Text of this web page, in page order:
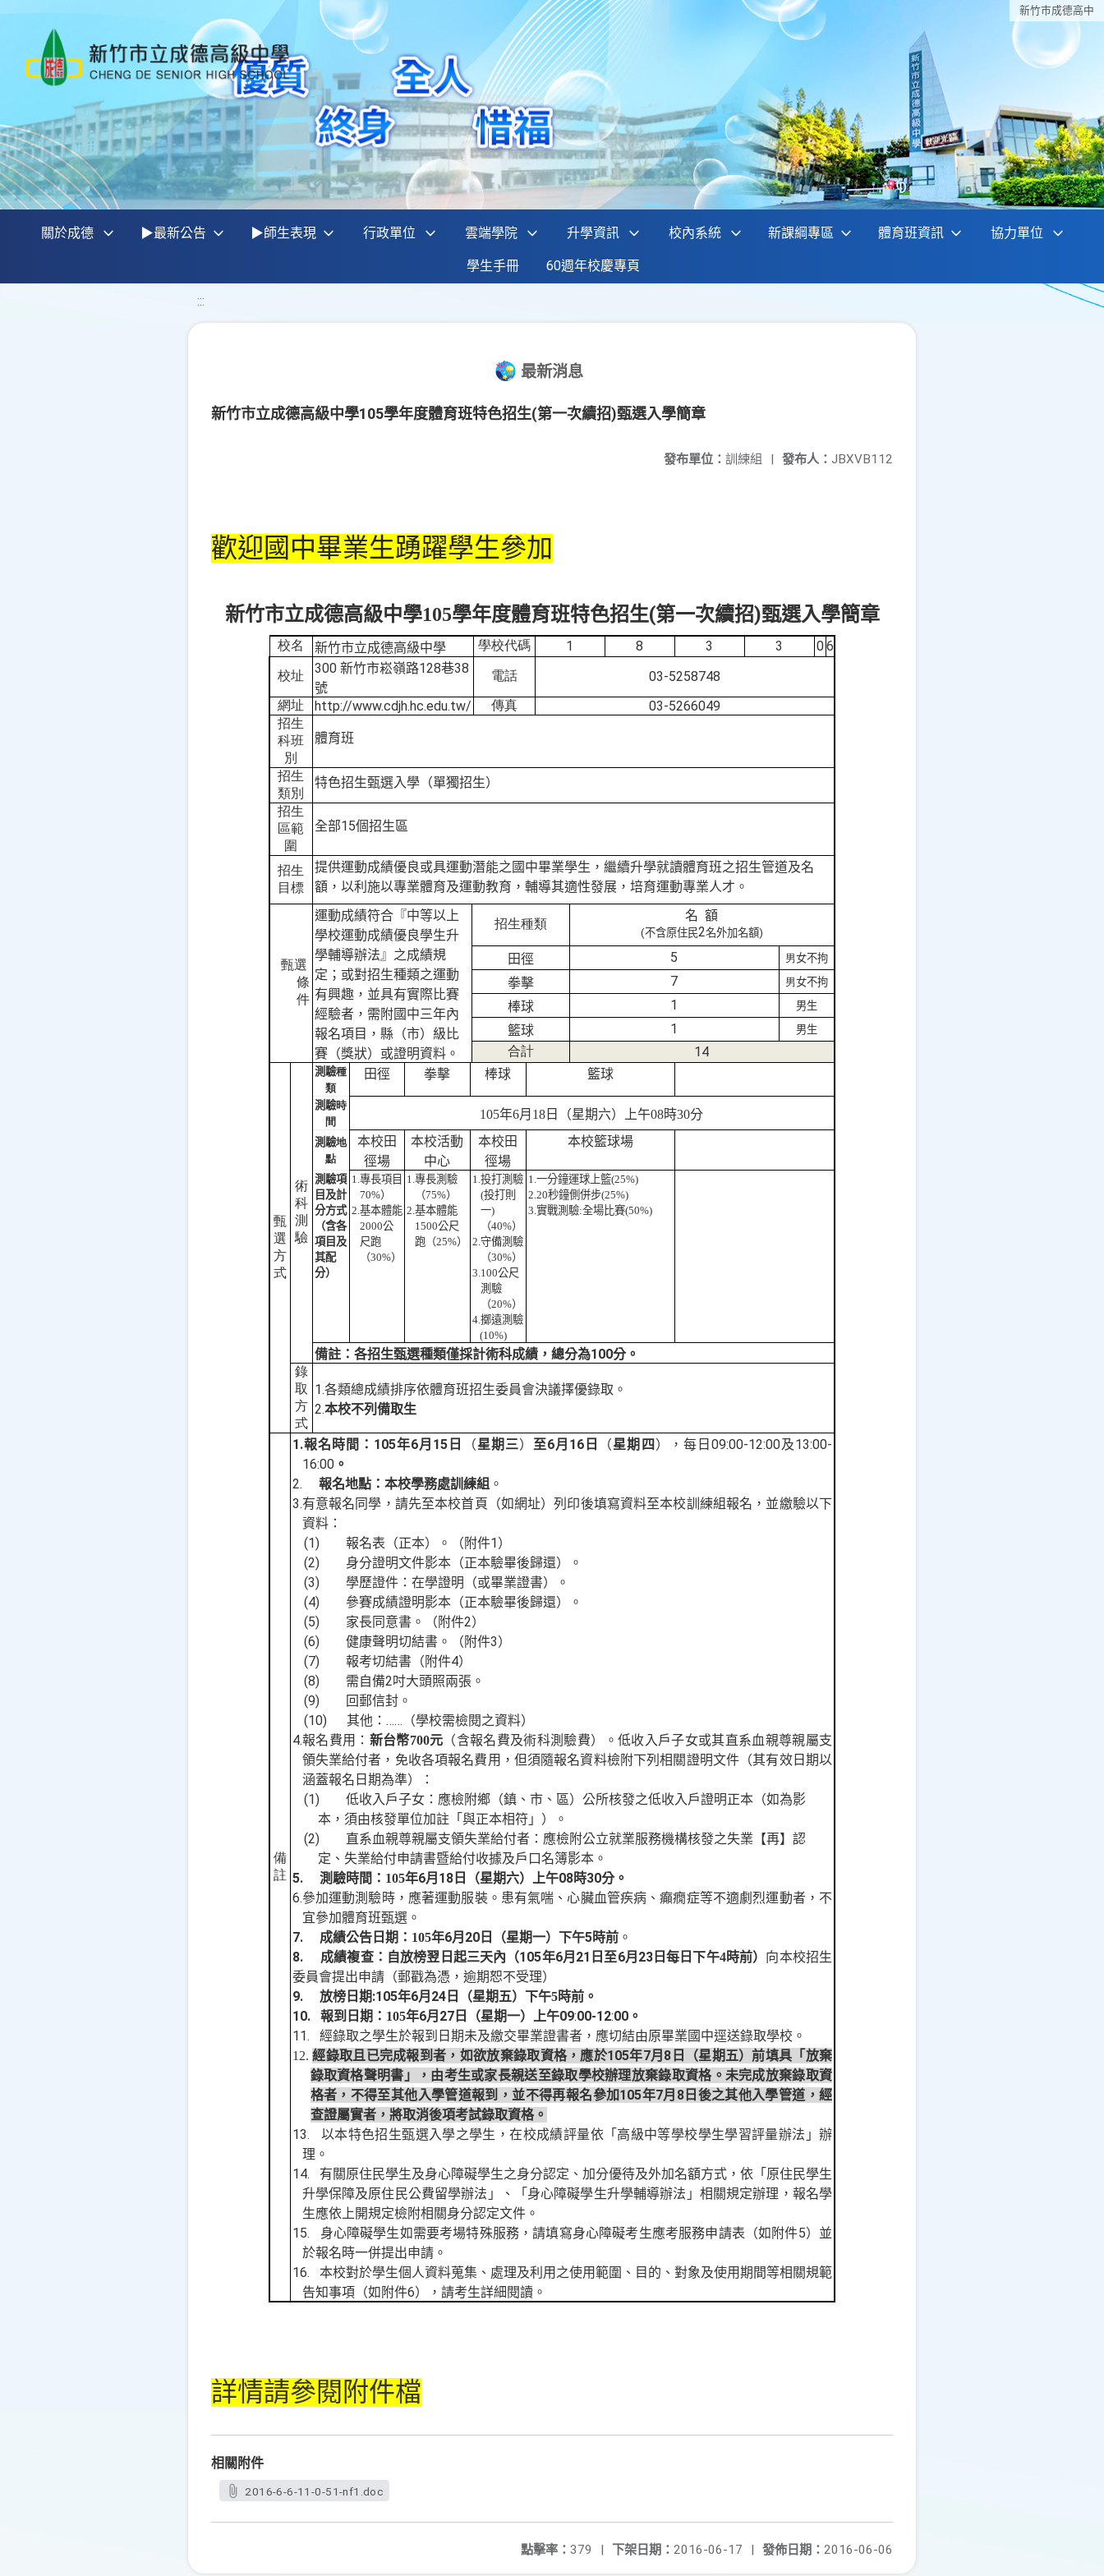
新竹巿成德高中
關於成德 ▶最新公告 ▶師生表現 行政單位 雲端學院 升學資訊 校內系統 新課綱專區 體育班資訊 協力單位
學生手冊 60週年校慶專頁
:::
最新消息
新竹市立成德高級中學105學年度體育班特色招生(第一次續招)甄選入學簡章
發布人： JBXVB112
發布單位： 訓練組 |
歡迎國中畢業生踴躍學生參加
新竹市立成德高級中學105學年度體育班特色招生(第一次續招)甄選入學簡章
校名 新竹市立成德高級中學 學校代碼 1 8 3 3 06
校址 300 新竹市崧嶺路128巷38
號
電話 03-5258748
網址 http://www.cdjh.hc.edu.tw/ 傳真 03-5266049
招生
科班
別
體育班
招生
類別
特色招生甄選入學（單獨招生）
招生
區範
圍
全部15個招生區
招生
目標
提供運動成績優良或具運動潛能之國中畢業學生，繼續升學就讀體育班之招生管道及名
額，以利施以專業體育及運動教育，輔導其適性發展，培育運動專業人才。
甄選
條
件
運動成績符合『中等以上
學校運動成績優良學生升
學輔導辦法』之成績規
定；或對招生種類之運動
有興趣，並具有實際比賽
經驗者，需附國中三年內
報名項目，縣（市）級比
賽（獎狀）或證明資料。
招生種類
名 額
(不含原住民2名外加名額)
田徑 5 男女不拘
拳擊 7 男女不拘
棒球 1 男生
籃球 1 男生
合計 14
甄
選
方
式
術
科
測
驗
測驗種
類
田徑 拳擊 棒球 籃球
測驗時
間
105年6月 18 日（星期六）上午08時30分
測驗地
點
本校田
徑場
本校活動
中心
本校田
徑場
本校籃球場
測驗項
目及計
分方式
（含各
項目及
其配
分）
1.專長項目
70%）
2.基本體能
2000公
尺跑
（30%）
1.專長測驗
（75%）
2.基本體能
1500公尺
跑（25%）
1.投打測驗
(投打則
一)
（40%）
2.守備測驗
（30%）
3.100公尺
測驗
（20%）
4.擲遠測驗
(10%)
1.一分鐘運球上籃(25%)
2.20秒鐘側併步(25%)
3.實戰測驗:全場比賽(50%)
備註：各招生甄選種類僅採計術科成績，總分為100分。
錄
取
方
式
1.各類總成績排序依體育班招生委員會決議擇優錄取。
2.本校不列備取生
備
註
1.報名時間： 105年6月 15 日 （星期三） 至6月 16 日 （星期四 ） ， 每日 09:00-12:00及13:00-
16:00。
2. 報名地點：本校學務處訓練組 。
3.有意報名同學，請先至本校首頁（如網址）列印後填寫資料至本校訓練組報名，並繳驗以下
資料：
(1) 報名表（正本）。（附件1）
(2)
身分證明文件影本（正本驗畢後歸還）。
(3)
學歷證件：在學證明（或畢業證書）。
(4)
參賽成績證明影本（正本驗畢後歸還）。
(5)
家長同意書。（附件2）
(6) 健康聲明切結書。（附件3）
(7) 報考切結書（附件4）
(8) 需自備2吋大頭照兩張。
(9)
回郵信封。
(10)
其他：…… （學校需檢閱之資料）
4.報名費用： 新台幣700元 （含報名費及術科測驗費）。 低收入戶子女或其直系血親尊親屬支
領失業給付者，免收各項報名費用，但須隨報名資料檢附下列相關證明文件（其有效日期以
涵蓋報名日期為準）：
(1)
低收入戶子女：應檢附鄉（鎮、市、區）公所核發之低收入戶證明正本（如為影
本，須由核發單位加註「與正本相符」）。
(2)
直系血親尊親屬支領失業給付者：應檢附公立就業服務機構核發之失業【再】認
定、失業給付申請書暨給付收據及戶口名簿影本。
5.
測驗時間： 105年6月 18日（星期六）上午08時30分。
6.參加運動測驗時，應著運動服裝。患有氣喘、心臟血管疾病、癲癇症等不適劇烈運動者，不
宜參加體育班甄選。
7. 成績公告日期： 105年6月 20日（星期一）下午5時前。
8.
成績複查：自放榜翌日起三天內（105年6月 21 日至6月 23日每日下午4時前） 向本校招生
委員會提出申請（郵戳為憑，逾期恕不受理）
9. 放榜日期:105年6月 24日 （星期五）下午5時前。
10. 報到日期： 105年6月 27日（星期一） 上午09:00-12:00。
11. 經錄取之學生於報到日期未及繳交畢業證書者，應切結由原畢業國中逕送錄取學校。
12. 經錄取且已完成報到者，如欲放棄錄取資格，應於105年7月 8 日（星期五）前填具「放棄
錄取資格聲明書」，由考生或家長親送至錄取學校辦理放棄錄取資格。未完成放棄錄取資
格者，不得至其他入學管道報到，並不得再報名參加105年7月 8日後之其他入學管道，經
查證屬實者，將取消後項考試錄取資格。
13.
以本特色招生甄選入學之學生，在校成績評量依「高級中等學校學生學習評量辦法」辦
理。
14.
有關原住民學生及身心障礙學生之身分認定、加分優待及外加名額方式，依「原住民學生
升學保障及原住民公費留學辦法」、「身心障礙學生升學輔導辦法」相關規定辦理，報名學
生應依上開規定檢附相關身分認定文件。
15.
身心障礙學生如需要考場特殊服務，請填寫身心障礙考生應考服務申請表（如附件5）並
於報名時一併提出申請。
16.
本校對於學生個人資料蒐集、處理及利用之使用範圍、目的、對象及使用期間等相關規範
告知事項（如附件6），請考生詳細閱讀。
詳情請參閱附件檔
相關附件
2016-6-6-11-0-51-nf1.doc
發佈日期： 2016-06-06
下架日期： 2016-06-17 |
點擊率： 379 |